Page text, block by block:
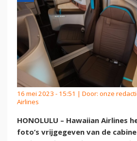
16 mei 2023 - 15:51 | Door: onze
Airlines
HONOLULU – Hawaiian Airlines
foto’s vrijgegeven van de